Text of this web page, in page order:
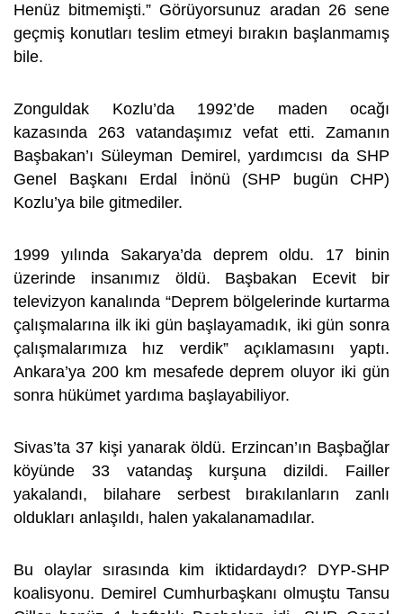
Henüz bitmemişti.” Görüyorsunuz aradan 26 sene
geçmiş konutları teslim etmeyi bırakın başlanmamış
bile.
Zonguldak Kozlu’da 1992’de maden ocağı
kazasında 263 vatandaşımız vefat etti. Zamanın
Başbakan’ı Süleyman Demirel, yardımcısı da SHP
Genel Başkanı Erdal İnönü (SHP bugün CHP)
Kozlu’ya bile gitmediler.
1999 yılında Sakarya’da deprem oldu. 17 binin
üzerinde insanımız öldü. Başbakan Ecevit bir
televizyon kanalında “Deprem bölgelerinde kurtarma
çalışmalarına ilk iki gün başlayamadık, iki gün sonra
çalışmalarımıza hız verdik” açıklamasını yaptı.
Ankara’ya 200 km mesafede deprem oluyor iki gün
sonra hükümet yardıma başlayabiliyor.
Sivas’ta 37 kişi yanarak öldü. Erzincan’ın Başbağlar
köyünde 33 vatandaş kurşuna dizildi. Failler
yakalandı, bilahare serbest bırakılanların zanlı
oldukları anlaşıldı, halen yakalanamadılar.
Bu olaylar sırasında kim iktidardaydı? DYP-SHP
koalisyonu. Demirel Cumhurbaşkanı olmuştu Tansu